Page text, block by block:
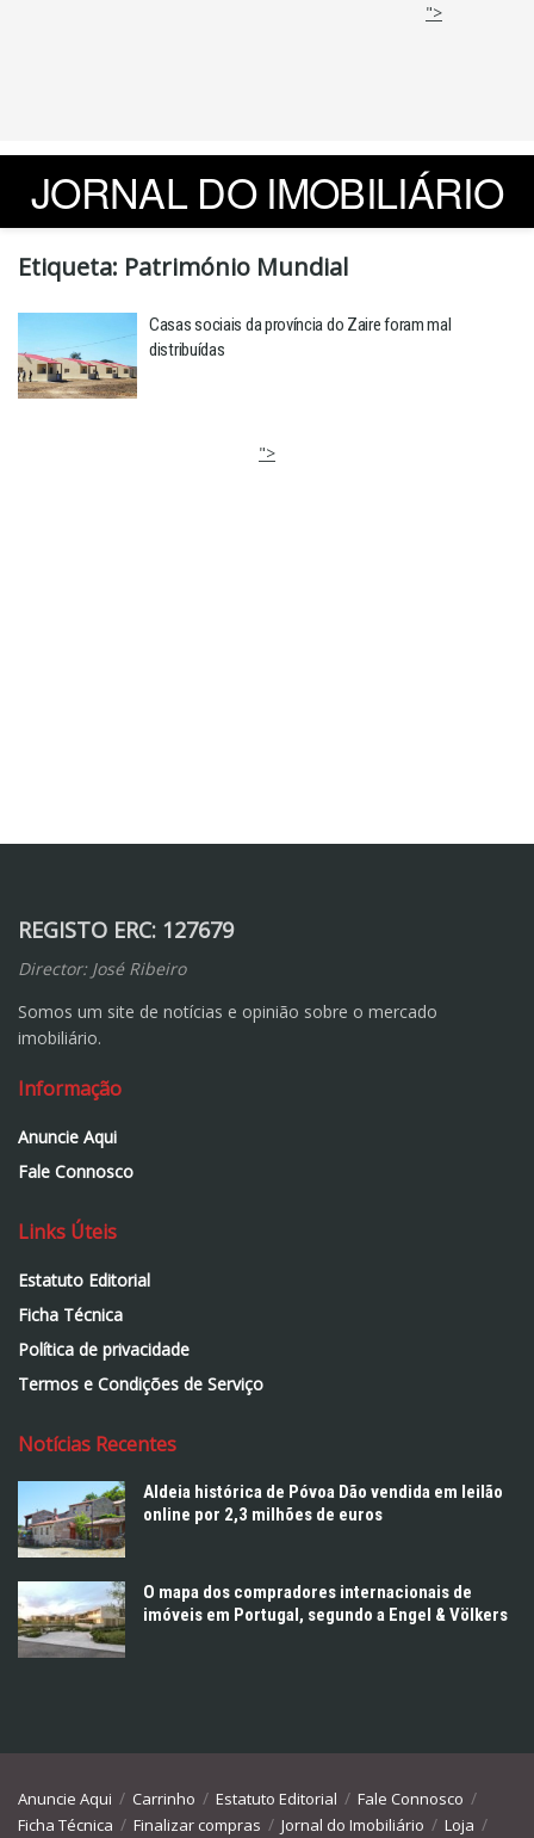
">
JORNAL DO IMOBILIÁRIO
Etiqueta: Património Mundial
Casas sociais da província do Zaire foram mal
distribuídas
">
REGISTO ERC: 127679
Director: José Ribeiro
Somos um site de notícias e opinião sobre o mercado
imobiliário.
Informação
Anuncie Aqui
Fale Connosco
Links Úteis
Estatuto Editorial
Ficha Técnica
Política de privacidade
Termos e Condições de Serviço
Notícias Recentes
Aldeia histórica de Póvoa Dão vendida em leilão
online por 2,3 milhões de euros
O mapa dos compradores internacionais de
imóveis em Portugal, segundo a Engel & Völkers
Anuncie Aqui Carrinho Estatuto Editorial
Fale Connosco
Ficha Técnica
Finalizar compras Jornal do Imobiliário
Loja